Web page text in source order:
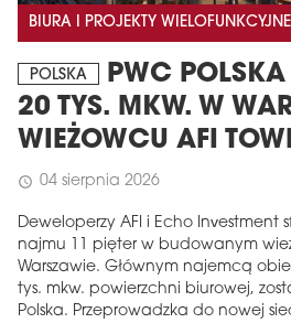
BIURA I PROJEKTY WIELOFUNKCYJNE
POLSKA
PWC
20 TYS. MKW. W
WIEŻOWCU AFI
schedule 04 sierpnia 2026
Deweloperzy AFI i Echo Investment
najmu 11 pięter w budowanym
Warszawie. Głównym najemcą
tys. mkw. powierzchni biurowej,
Polska. Przeprowadzka do nowej